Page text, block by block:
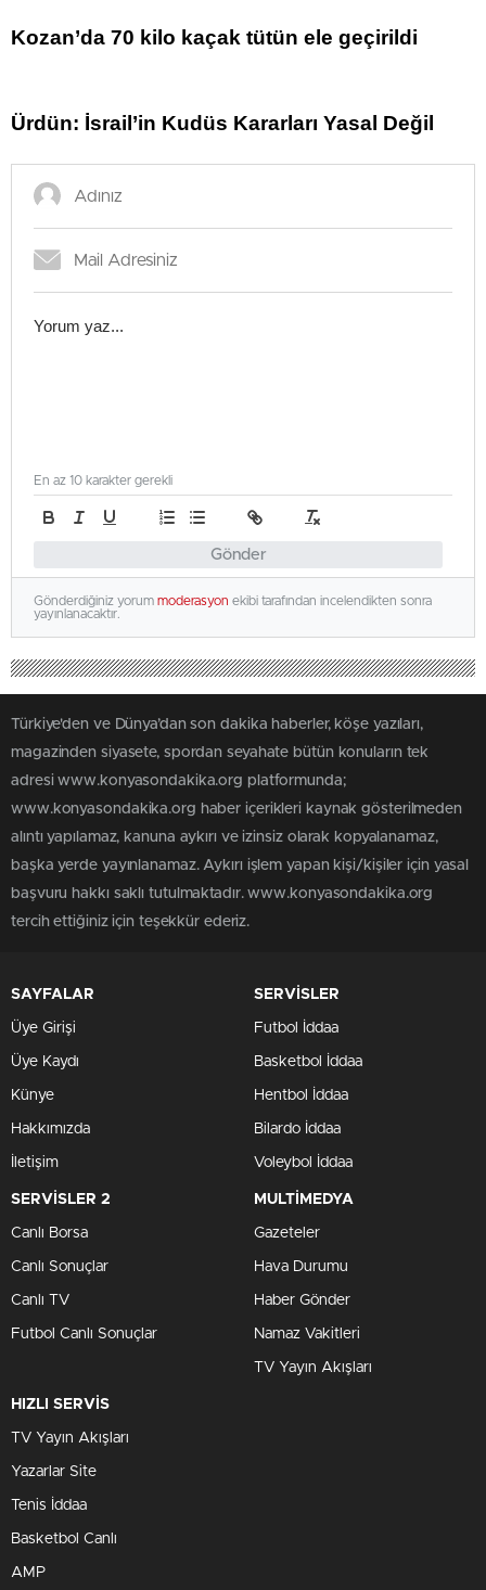
Kozan’da 70 kilo kaçak tütün ele geçirildi
Ürdün: İsrail’in Kudüs Kararları Yasal Değil
Gönder
En az 10 karakter gerekli
Gönderdiğiniz yorum moderasyon ekibi tarafından incelendikten sonra
yayınlanacaktır.
Türkiye'den ve Dünya’dan son dakika haberler, köşe yazıları,
magazinden siyasete, spordan seyahate bütün konuların tek
adresi www.konyasondakika.org platformunda;
www.konyasondakika.org haber içerikleri kaynak gösterilmeden
alıntı yapılamaz, kanuna aykırı ve izinsiz olarak kopyalanamaz,
başka yerde yayınlanamaz. Aykırı işlem yapan kişi/kişiler için yasal
başvuru hakkı saklı tutulmaktadır. www.konyasondakika.org
tercih ettiğiniz için teşekkür ederiz.
SAYFALAR
Üye Girişi
Üye Kaydı
Künye
Hakkımızda
İletişim
SERVİSLER
Futbol İddaa
Basketbol İddaa
Hentbol İddaa
Bilardo İddaa
Voleybol İddaa
SERVİSLER 2
Canlı Borsa
Canlı Sonuçlar
Canlı TV
Futbol Canlı Sonuçlar
MULTİMEDYA
Gazeteler
Hava Durumu
Haber Gönder
Namaz Vakitleri
TV Yayın Akışları
HIZLI SERVİS
TV Yayın Akışları
Yazarlar Site
Tenis İddaa
Basketbol Canlı
AMP